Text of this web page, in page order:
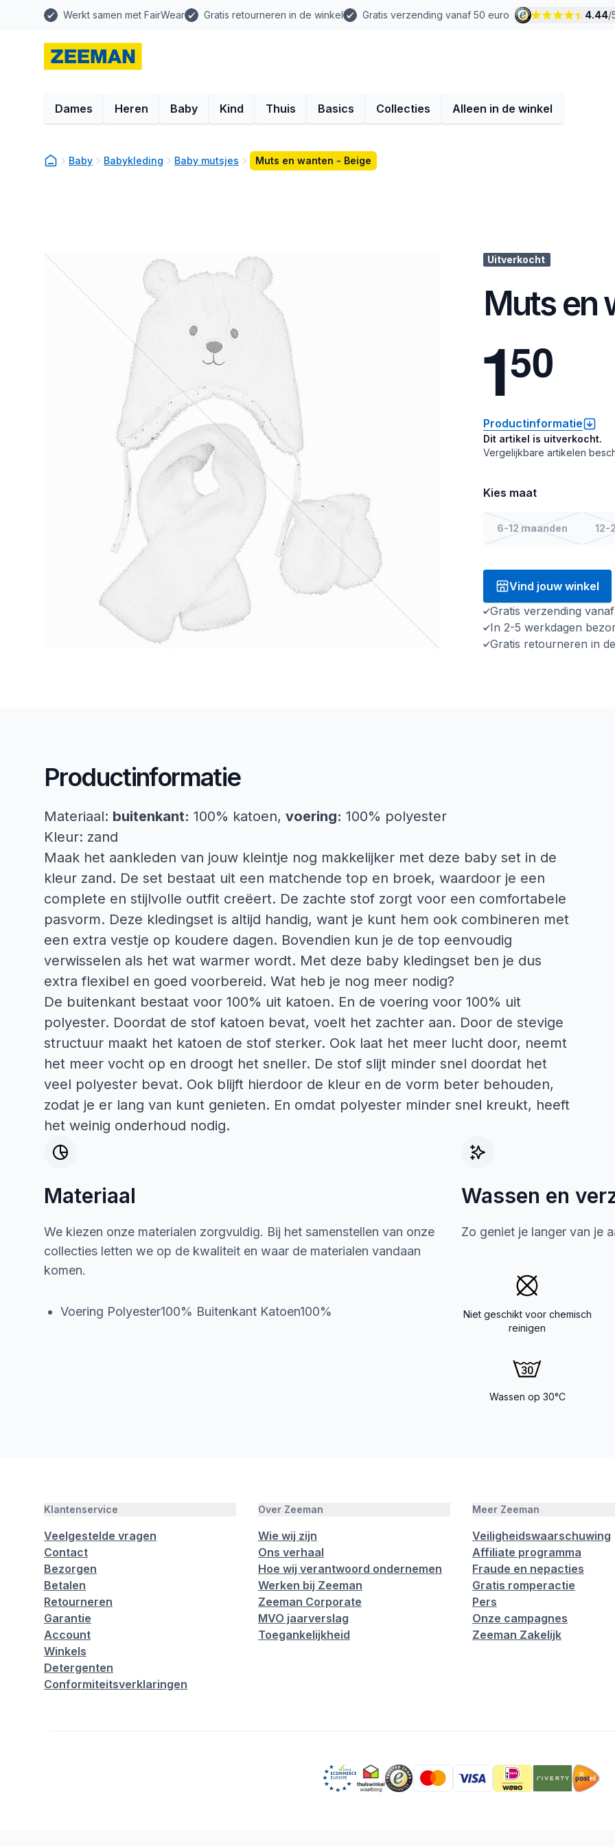
Werkt samen met FairWear Gratis retourneren in de winkel Gratis verzending vanaf 50 euro 4.44/
Dames Heren Baby Kind Thuis Basics Collecties Alleen in de winkel
Baby Babykleding Baby mutsjes Muts en wanten - Beige
Uitverkocht
Muts en
150
Productinformatie
Dit artikel is uitverkocht.
Vergelijkbare artikelen
Kies maat
6-12 maanden 12-
Vind jouw winkel
Gratis verzending
In 2-5 werkdagen
Gratis retourneren in
Productinformatie
Materiaal: buitenkant: 100% katoen, voering: 100% polyester
Kleur: zand
Maak het aankleden van jouw kleintje nog makkelijker met deze baby set in de
kleur zand. De set bestaat uit een matchende top en broek, waardoor je een
complete en stijlvolle outfit creëert. De zachte stof zorgt voor een comfortabele
pasvorm. Deze kledingset is altijd handig, want je kunt hem ook combineren met
een extra vestje op koudere dagen. Bovendien kun je de top eenvoudig
verwisselen als het wat warmer wordt. Met deze baby kledingset ben je dus
extra flexibel en goed voorbereid. Wat heb je nog meer nodig?
De buitenkant bestaat voor 100% uit katoen. En de voering voor 100% uit
polyester. Doordat de stof katoen bevat, voelt het zachter aan. Door de stevige
structuur maakt het katoen de stof sterker. Ook laat het meer lucht door, neemt
het meer vocht op en droogt het sneller. De stof slijt minder snel doordat het
veel polyester bevat. Ook blijft hierdoor de kleur en de vorm beter behouden,
zodat je er lang van kunt genieten. En omdat polyester minder snel kreukt, heeft
het weinig onderhoud nodig.
Materiaal
We kiezen onze materialen zorgvuldig. Bij het samenstellen van onze
collecties letten we op de kwaliteit en waar de materialen vandaan
komen.
Voering Polyester100% Buitenkant Katoen100%
Wassen en
Zo geniet je langer van je
Niet geschikt voor chemisch
reinigen
Wassen op 30°C
Klantenservice
Veelgestelde vragen
Contact
Bezorgen
Betalen
Retourneren
Garantie
Account
Winkels
Detergenten
Conformiteitsverklaringen
Over Zeeman
Wie wij zijn
Ons verhaal
Hoe wij verantwoord ondernemen
Werken bij Zeeman
Zeeman Corporate
MVO jaarverslag
Toegankelijkheid
Meer Zeeman
Veiligheidswaarschuwing
Affiliate programma
Fraude en nepacties
Gratis romperactie
Pers
Onze campagnes
Zeeman Zakelijk